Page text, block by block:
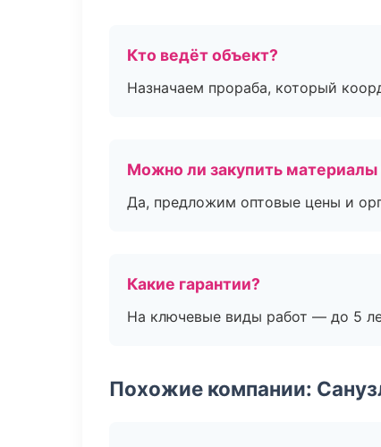
Кто ведёт объект?
Назначаем прораба, который
Можно ли закупить материалы
Да, предложим оптовые цены и
Какие гарантии?
На ключевые виды работ — до 5
Похожие компании: